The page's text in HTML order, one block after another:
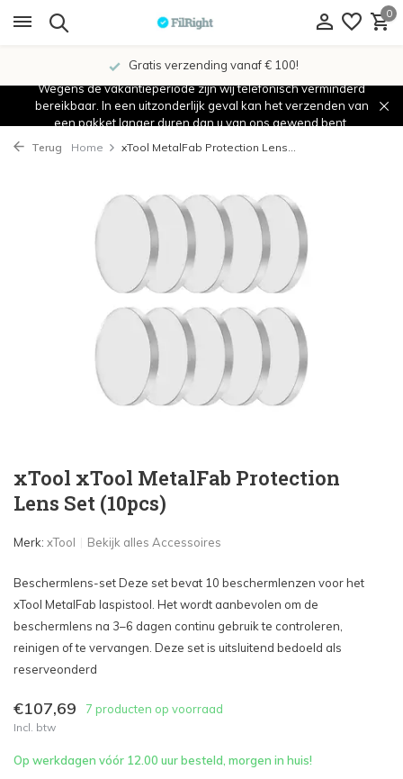
0
Gratis verzending vanaf € 100!
Wegens de vakantieperiode zijn wij telefonisch verminderd
bereikbaar. In een uitzonderlijk geval kan het verzenden van
een pakket langer duren dan u van ons gewend bent.
Terug Home xTool MetalFab Protection Lens...
xTool xTool MetalFab Protection
Lens Set (10pcs)
Merk: xTool Bekijk alles Accessoires
Beschermlens-set Deze set bevat 10 beschermlenzen voor het
xTool MetalFab laspistool. Het wordt aanbevolen om de
beschermlens na 3–6 dagen continu gebruik te controleren,
reinigen of te vervangen. Deze set is uitsluitend bedoeld als
reserveonderd
€107,69 7 producten op voorraad
Incl. btw
Op werkdagen vóór 12.00 uur besteld, morgen in huis!